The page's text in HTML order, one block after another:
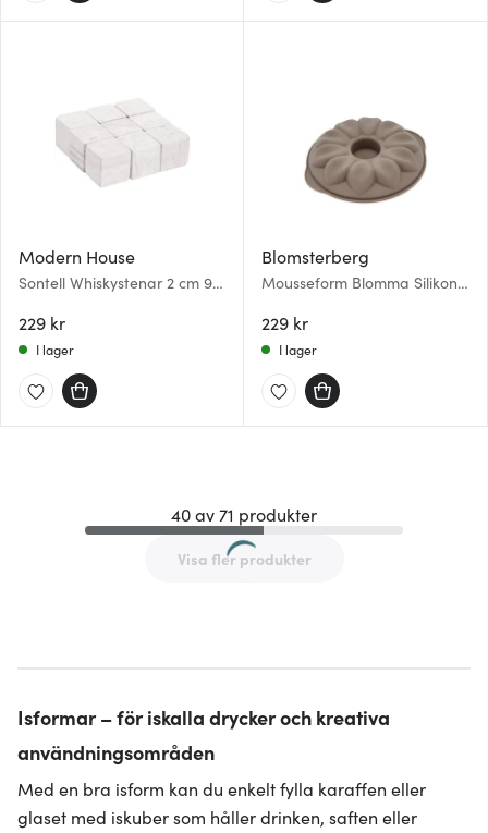
Modern House
Sontell Whiskystenar 2 cm 9-
229 kr
I lager
Blomsterberg
Mousseform Blomma Silikon
229 kr
I lager
40 av 71 produkter
Visa fler produkter
Isformar – för iskalla drycker och kreativa
användningsområden
Med en bra isform kan du enkelt fylla karaffen eller
glaset med iskuber som håller drinken, saften eller